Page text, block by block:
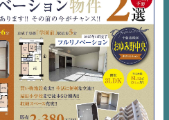
一括査定
ラム